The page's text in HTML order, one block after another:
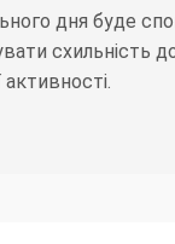
дня буде
схильність